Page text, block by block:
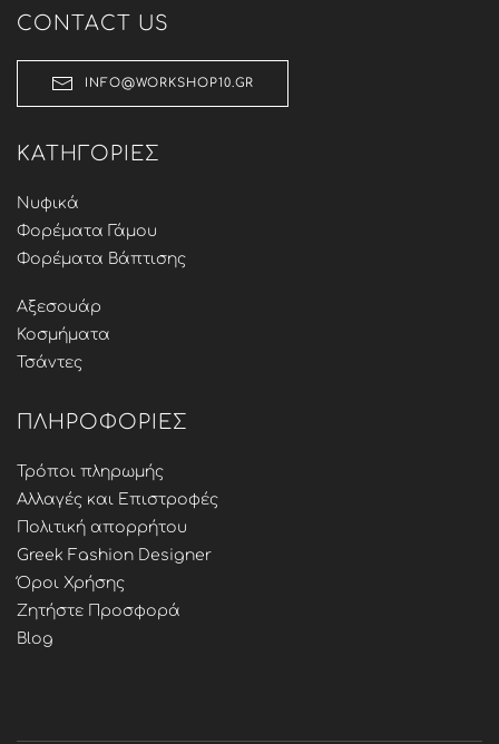
CONTACT US
INFO@WORKSHOP10.GR
ΚΑΤΗΓΟΡΊΕΣ
Νυφικά
Φορέματα Γάμου
Φορέματα Βάπτισης
Αξεσουάρ
Κοσμήματα
Τσάντες
ΠΛΗΡΟΦΟΡΊΕΣ
Τρόποι πληρωμής
Αλλαγές και Επιστροφές
Πολιτική απορρήτου
Greek Fashion Designer
Όροι Χρήσης
Ζητήστε Προσφορά
Blog